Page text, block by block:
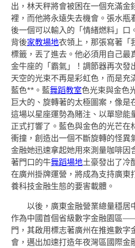
出，林天秤將會被困在一個充滿金
裡，而他將永遠失去機會。張水瓶
後一個可以輸入的「情緒燃料」口
背後家教場地衣領上，那張寫著「
標籤，丟了進去。他必須用自己最
金牛座的「霸氣」！調節器再次發
天空的光束不再是彩虹色，而是充
藍色**。藍舞蹈教室色光束與金色
巨大的、旋轉著的太極圖案，像是
這場以星座運勢為賭注、以單戀能
正式打響了。藍色與金色的光芒在
衝撞，創造出一個不斷旋轉的怪異
金融她迅速拿起她用來測量咖啡因
著門口的牛舞蹈場地土豪發出了冷
在廣州掛牌運營，將成為支持廣東
養科技金融生態的要害載體。
以後，廣東金融營業總量穩居
作為中國首個省級數字金融園區
門，其啟用標志著廣州在推進數字
會，邁出加速打造年夜灣區國際金